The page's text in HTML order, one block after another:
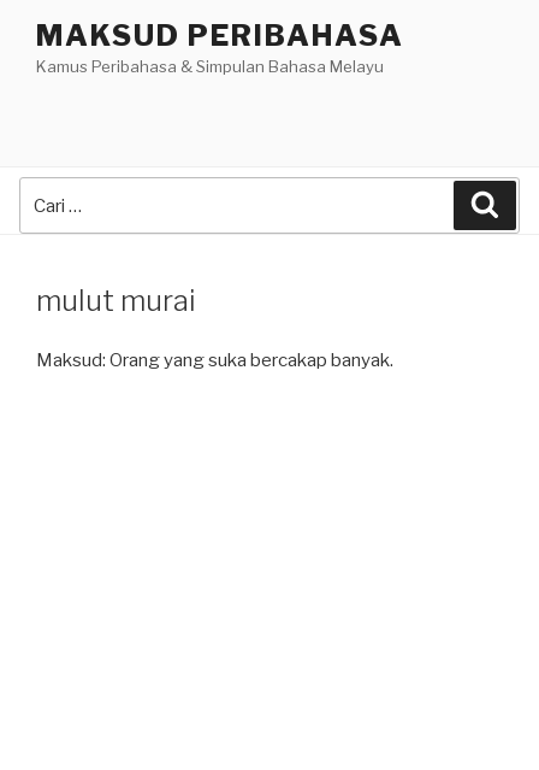
content
MAKSUD PERIBAHASA
Kamus Peribahasa & Simpulan Bahasa Melayu
mulut murai
Maksud: Orang yang suka bercakap banyak.